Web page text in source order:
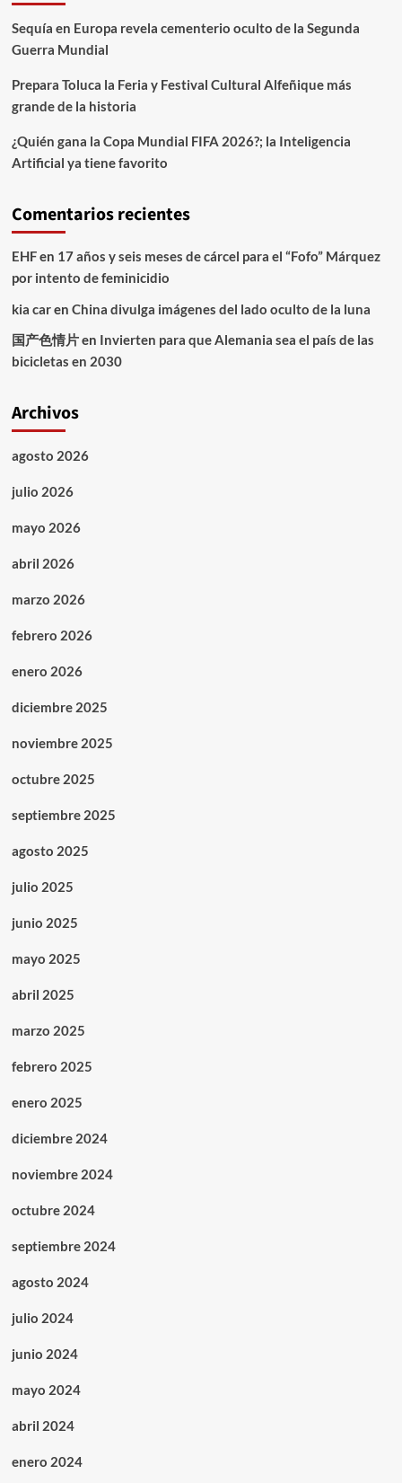
Sequía en Europa revela cementerio oculto de la Segunda
Guerra Mundial
Prepara Toluca la Feria y Festival Cultural Alfeñique más
grande de la historia
¿Quién gana la Copa Mundial FIFA 2026?; la Inteligencia
Artificial ya tiene favorito
Comentarios recientes
EHFen 17 años y seis meses de cárcel para el “Fofo” Márquez
por intento de feminicidio
kia caren China divulga imágenes del lado oculto de la luna
国产色情片en Invierten para que Alemania sea el país de las
bicicletas en 2030
Archivos
agosto 2026
julio 2026
mayo 2026
abril 2026
marzo 2026
febrero 2026
enero 2026
diciembre 2025
noviembre 2025
octubre 2025
septiembre 2025
agosto 2025
julio 2025
junio 2025
mayo 2025
abril 2025
marzo 2025
febrero 2025
enero 2025
diciembre 2024
noviembre 2024
octubre 2024
septiembre 2024
agosto 2024
julio 2024
junio 2024
mayo 2024
abril 2024
enero 2024